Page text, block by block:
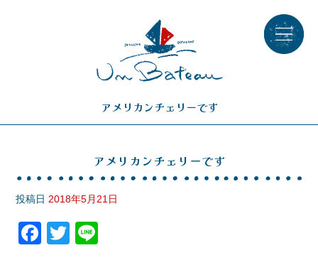
アメリカンチェリーです
アメリカンチェリーです
投稿日 2018年5月21日
F
T